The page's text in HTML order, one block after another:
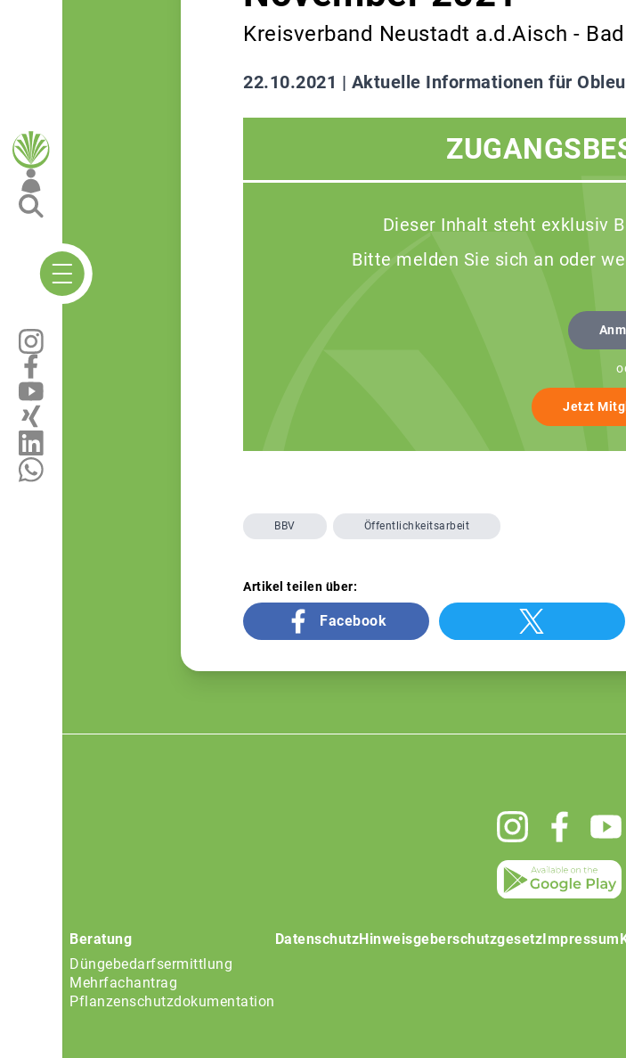
Kreisverband Neustadt a.d.Aisch -
22.10.2021 | Aktuelle Informationen für
Dieser Inhalt steht exklusiv
Bitte melden Sie sich an oder
Jetzt
BBV Öffentlichkeitsarbeit
Artikel teilen über:
Facebook
Beratung
Düngebedarfsermittlung
Mehrfachantrag
Pflanzenschutzdokumentation
DatenschutzHinweisgeberschutzgesetzImpressum